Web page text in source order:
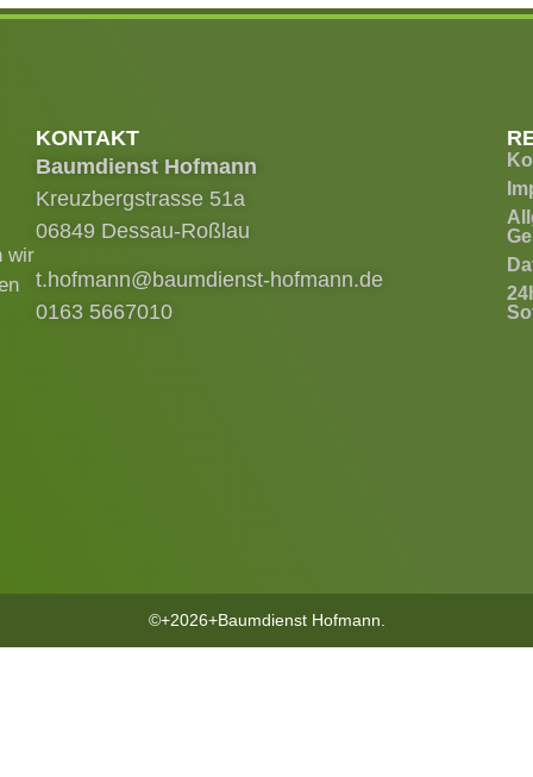
KONTAKT
Baumdienst Hofmann
Kreuzbergstrasse 51a
06849 Dessau-Roßlau
t.hofmann@baumdienst-hofmann.de
0163 5667010
wir
©+2026+Baumdienst Hofmann.